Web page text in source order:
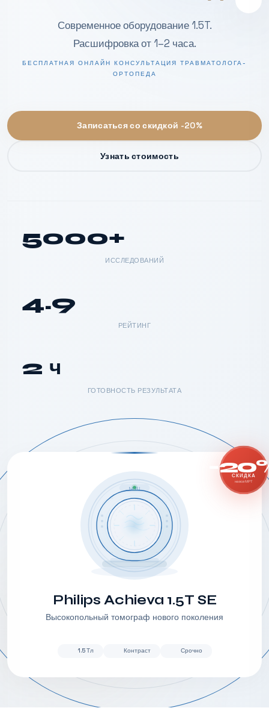
Современное оборудование 1.5T.
Расшифровка от 1–2 часа.
БЕСПЛАТНАЯ ОНЛАЙН КОНСУЛЬТАЦИЯ ТРАВМАТОЛОГА-
ОРТОПЕДА
Записаться со скидкой -20%
Узнать стоимость
5000+
ИССЛЕДОВАНИЙ
4.9
РЕЙТИНГ
2 ч
ГОТОВНОСТЬ РЕЗУЛЬТАТА
- СКИДКА
на все МРТ
MRI
Philips Achieva 1.5T SE
Высокопольный томограф нового поколения
1.5 Тл Контраст Срочно